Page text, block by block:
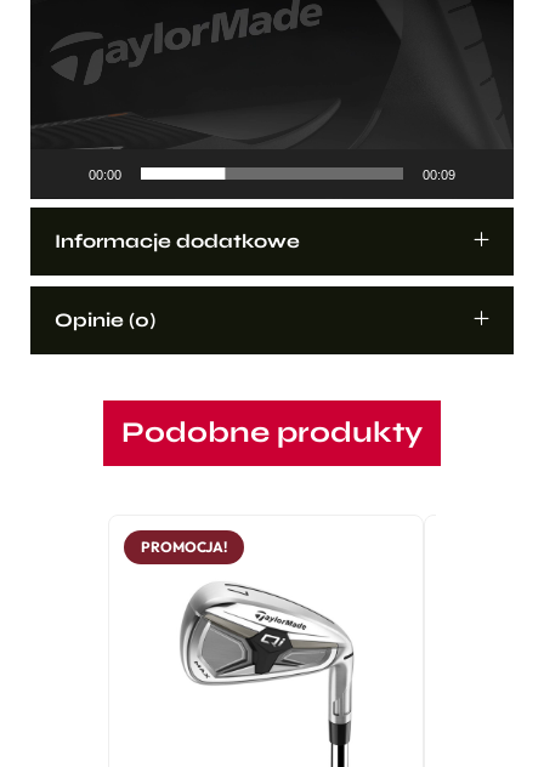
00:00 00:09
Informacje dodatkowe
Opinie (0)
Podobne produkty
PROMOCJA!